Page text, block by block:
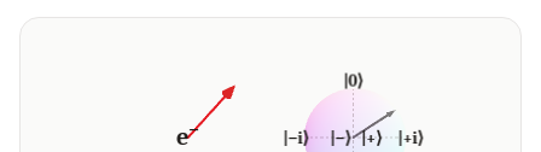
e−
|0⟩
|+⟩
|−⟩ |+i⟩
|−i⟩